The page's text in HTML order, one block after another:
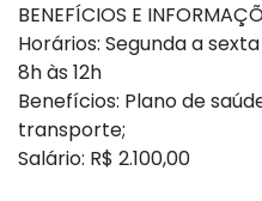
BENEFÍCIOS E
Horários: Segunda a
8h às 12h
Benefícios: Plano de
transporte;
Salário: R$ 2.100,00